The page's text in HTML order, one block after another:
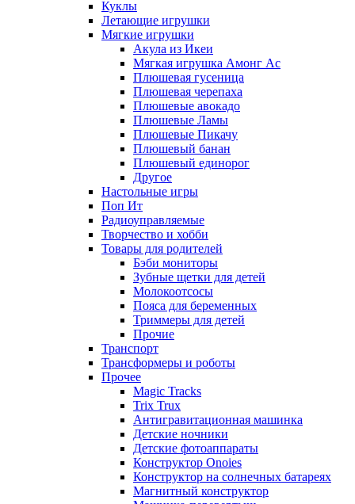
Куклы
Летающие игрушки
Мягкие игрушки
Акула из Икеи
Мягкая игрушка Амонг Ас
Плюшевая гусеница
Плюшевая черепаха
Плюшевые авокадо
Плюшевые Ламы
Плюшевые Пикачу
Плюшевый банан
Плюшевый единорог
Другое
Настольные игры
Поп Ит
Радиоуправляемые
Творчество и хобби
Товары для родителей
Бэби мониторы
Зубные щетки для детей
Молокоотсосы
Пояса для беременных
Триммеры для детей
Прочие
Транспорт
Трансформеры и роботы
Прочее
Magic Tracks
Trix Trux
Антигравитационная машинка
Детские ночники
Детские фотоаппараты
Конструктор Onoies
Конструктор на солнечных батареях
Магнитный конструктор